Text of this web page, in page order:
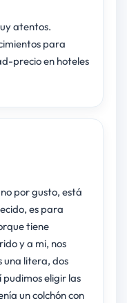
atentos.
para
precio en hoteles
por gusto, está
es para
tiene
y a mi, nos
pudimos eligir las
un colchón con